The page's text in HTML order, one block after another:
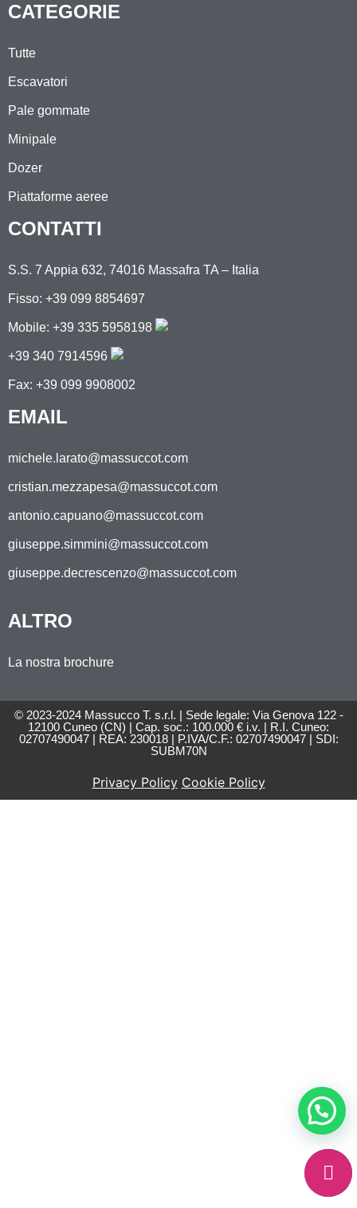
CATEGORIE
Tutte
Escavatori
Pale gommate
Minipale
Dozer
Piattaforme aeree
CONTATTI
S.S. 7 Appia 632, 74016 Massafra TA – Italia
Fisso: +39 099 8854697
Mobile: +39 335 5958198
+39 340 7914596
Fax: +39 099 9908002
EMAIL
michele.larato@massuccot.com
cristian.mezzapesa@massuccot.com
antonio.capuano@massuccot.com
giuseppe.simmini@massuccot.com
giuseppe.decrescenzo@massuccot.com
ALTRO
La nostra brochure
© 2023-2024 Massucco T. s.r.l. | Sede legale: Via Genova 122 -
12100 Cuneo (CN) | Cap. soc.: 100.000 € i.v. | R.I. Cuneo:
02707490047 | REA: 230018 | P.IVA/C.F.: 02707490047 | SDI:
SUBM70N
Privacy Policy Cookie Policy